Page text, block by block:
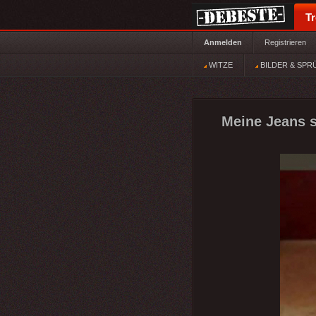
Anmelden Registrieren
WITZE BILDER &
Meine Jeans